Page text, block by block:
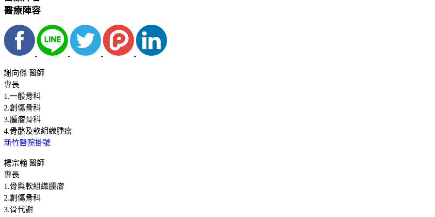
醫療陣容
謝向傑 醫師
專長
1.一般骨科
2.創傷骨科
3.腫瘤骨科
4.骨骼及軟組織腫瘤
新竹醫院掛號
楊宗翰 醫師
專長
1.骨與軟組織腫瘤
2.創傷骨科
3.骨代謝